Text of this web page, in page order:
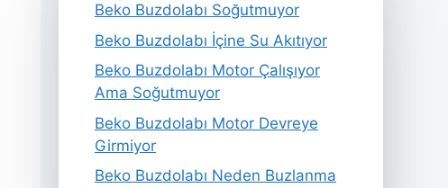
Beko Buzdolabı Soğutmuyor
Beko Buzdolabı İçine Su Akıtıyor
Beko Buzdolabı Motor Çalışıyor
Ama Soğutmuyor
Beko Buzdolabı Motor Devreye
Girmiyor
Beko Buzdolabı Neden Buzlanma